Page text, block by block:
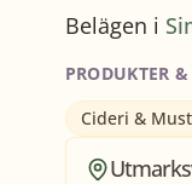
Belägen i
PRODUKTER
Cideri &